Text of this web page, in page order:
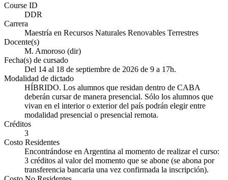
Course ID
DDR
Carrera
Maestría en Recursos Naturales Renovables Terrestres
Docente(s)
M. Amoroso (dir)
Fecha(s) de cursado
Del 14 al 18 de septiembre de 2026 de 9 a 17h.
Modalidad de dictado
HÍBRIDO. Los alumnos que residan dentro de CABA
deberán cursar de manera presencial. Sólo los alumnos que
vivan en el interior o exterior del país podrán elegir entre
modalidad presencial o presencial remota.
Créditos
3
Costo Residentes
Encontrándose en Argentina al momento de realizar el curso:
3 créditos al valor del momento que se abone (se abona por
transferencia bancaria una vez confirmada la inscripción).